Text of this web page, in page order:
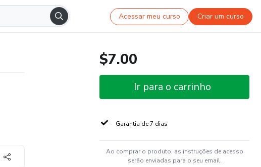
Acessar meu curso Criar um curso
$7.00
Ir para o carrinho
Garantia de 7 dias
Ao comprar o produto, as instruções de acesso
serão enviadas para o seu email.